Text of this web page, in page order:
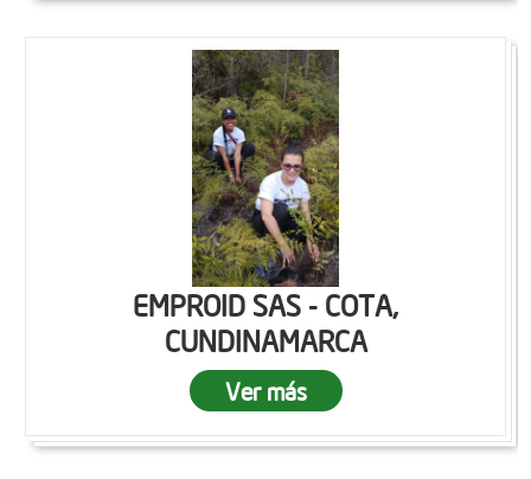
EMPROID SAS - COTA,
CUNDINAMARCA
Ver más